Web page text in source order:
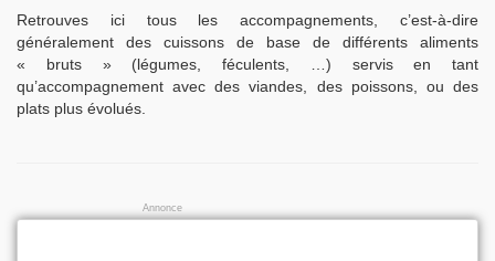
Retrouves ici tous les accompagnements, c’est-à-dire
généralement des cuissons de base de différents aliments
« bruts » (légumes, féculents, …) servis en tant
qu’accompagnement avec des viandes, des poissons, ou des
plats plus évolués.